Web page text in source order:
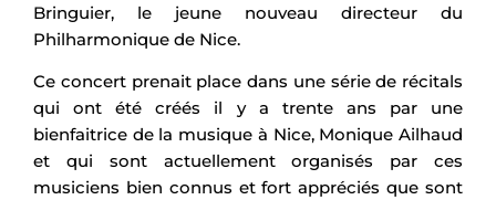
Bringuier, le jeune nouveau directeur du
Philharmonique de Nice.
Ce concert prenait place dans une série de récitals
qui ont été créés il y a trente ans par une
bienfaitrice de la musique à Nice, Monique Ailhaud
et qui sont actuellement organisés par ces
musiciens bien connus et fort appréciés que sont